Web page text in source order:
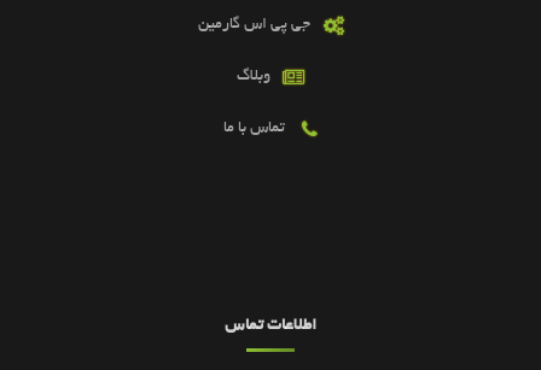
جی پی اس گارمین
وبلاگ
تماس با ما
اطلاعات تماس